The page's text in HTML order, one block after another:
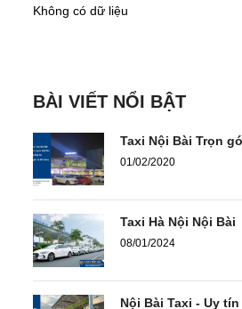
Không có dữ liệu
BÀI VIẾT NỔI BẬT
Taxi Nội Bài Trọn
01/02/2020
Taxi Hà Nội Nội Bài
08/01/2024
Nội Bài Taxi - Uy